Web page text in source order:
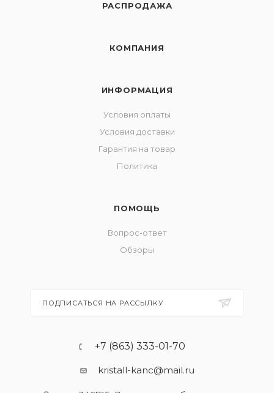
РАСПРОДАЖА
КОМПАНИЯ
ИНФОРМАЦИЯ
Условия оплаты
Условия доставки
Гарантия на товар
Политика
ПОМОЩЬ
Вопрос-ответ
Обзоры
ПОДПИСАТЬСЯ НА РАССЫЛКУ
+7 (863) 333-01-70
kristall-kanc@mail.ru